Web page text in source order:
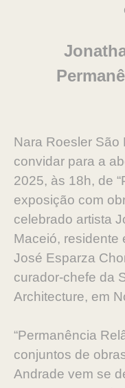
Nara Roesler São
convidar para a
2025, às 18h, de
exposição com
celebrado artista
Maceió, residente
José Esparza
curador-chefe da
Architecture, em
“Permanência
conjuntos de
Andrade vem se